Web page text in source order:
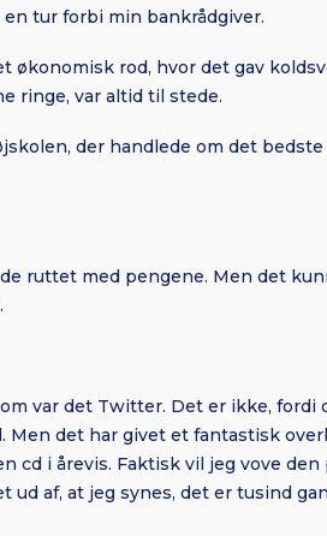
tur forbi min bankrådgiver.
økonomisk rod, hvor det gav
ringe, var altid til stede.
der handlede om det
ruttet med pengene. Men det
var det Twitter. Det er ikke, fordi
Men det har givet et fantastisk
i årevis. Faktisk vil jeg vove den
af, at jeg synes, det er tusind